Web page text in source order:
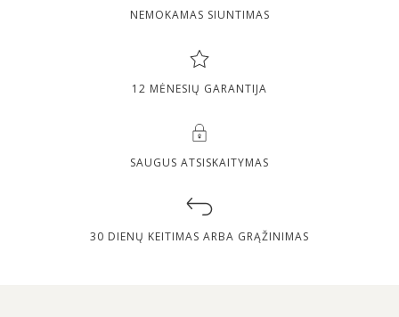
NEMOKAMAS SIUNTIMAS
12 MĖNESIŲ GARANTIJA
SAUGUS ATSISKAITYMAS
30 DIENŲ KEITIMAS ARBA GRĄŽINIMAS